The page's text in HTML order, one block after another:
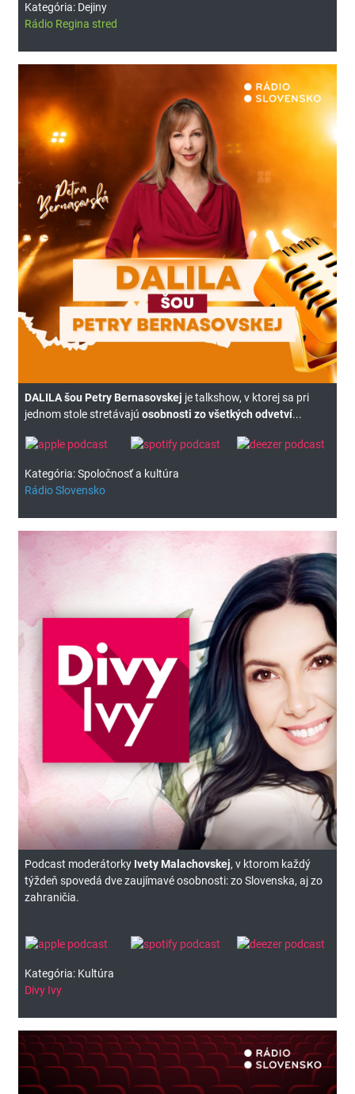
Kategória: Dejiny
Rádio Regina stred
DALILA šou Petry Bernasovskej je talkshow, v ktorej sa pri
jednom stole stretávajú osobnosti zo všetkých odvetví...
Kategória: Spoločnosť a kultúra
Rádio Slovensko
Podcast moderátorky Ivety Malachovskej, v ktorom každý
týždeň spovedá dve zaujímavé osobnosti: zo Slovenska, aj zo
zahraničia.
Kategória: Kultúra
Divy Ivy